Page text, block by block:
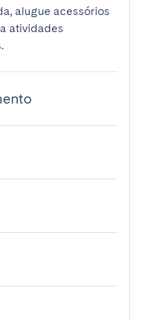
alugue acessórios
atividades